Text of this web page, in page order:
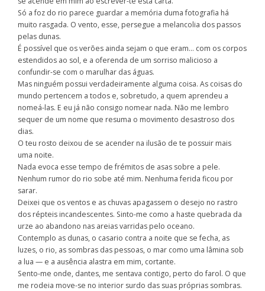
Só a foz do rio parece guardar a memória duma fotografia há
muito rasgada. O vento, esse, persegue a melancolia dos passos
pelas dunas.
É possível que os verões ainda sejam o que eram… com os corpos
estendidos ao sol, e a oferenda de um sorriso malicioso a
confundir-se com o marulhar das águas.
Mas ninguém possui verdadeiramente alguma coisa. As coisas do
mundo pertencem a todos e, sobretudo, a quem aprendeu a
nomeá-las. E eu já não consigo nomear nada. Não me lembro
sequer de um nome que resuma o movimento desastroso dos
dias.
O teu rosto deixou de se acender na ilusão de te possuir mais
uma noite.
Nada evoca esse tempo de frémitos de asas sobre a pele.
Nenhum rumor do rio sobe até mim. Nenhuma ferida ficou por
sarar.
Deixei que os ventos e as chuvas apagassem o desejo no rastro
dos répteis incandescentes. Sinto-me como a haste quebrada da
urze ao abandono nas areias varridas pelo oceano.
Contemplo as dunas, o casario contra a noite que se fecha, as
luzes, o rio, as sombras das pessoas, o mar como uma lâmina sob
a lua — e a ausência alastra em mim, cortante.
Sento-me onde, dantes, me sentava contigo, perto do farol. O que
me rodeia move-se no interior surdo das suas próprias sombras.